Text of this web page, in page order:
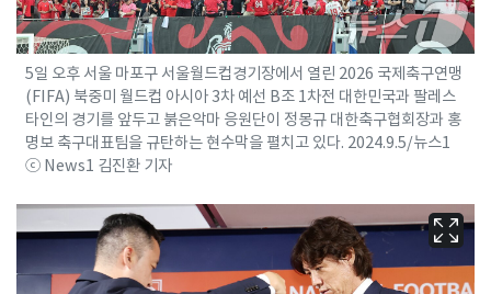
5일 오후 서울 마포구 서울월드컵경기장에서 열린 2026 국제축구연맹
(FIFA) 북중미 월드컵 아시아 3차 예선 B조 1차전 대한민국과 팔레스
타인의 경기를 앞두고 붉은악마 응원단이 정몽규 대한축구협회장과 홍
명보 축구대표팀을 규탄하는 현수막을 펼치고 있다. 2024.9.5/뉴스1
ⓒ News1 김진환 기자